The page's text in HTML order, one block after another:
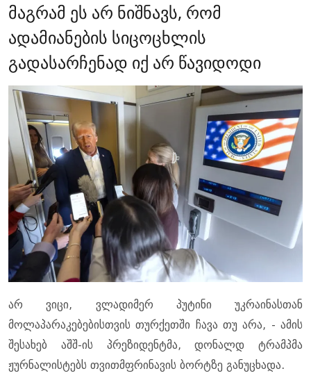
მაგრამ ეს არ ნიშნავს, რომ
ადამიანების სიცოცხლის
გადასარჩენად იქ არ წავიდოდი
არ ვიცი, ვლადიმერ პუტინი უკრაინასთან
მოლაპარაკებებისთვის თურქეთში ჩავა თუ არა, - ამის
შესახებ აშშ-ის პრეზიდენტმა, დონალდ ტრამპმა
ჟურნალისტებს თვითმფრინავის ბორტზე განუცხადა.